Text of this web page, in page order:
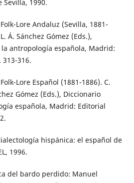
Sevilla, 1990.
Folk-Lore Andaluz (Sevilla, 1881-
Á. Sánchez Gómez (Eds.),
antropología española, Madrid:
313-316.
Lore Español (1881-1886). C.
Gómez (Eds.), Diccionario
española, Madrid: Editorial
hispánica: el español de
1996.
del bardo perdido: Manuel